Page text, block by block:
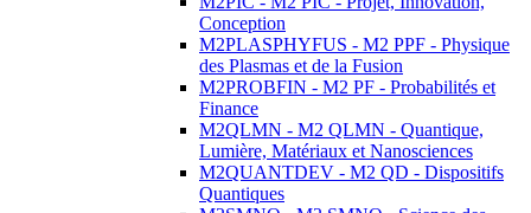
Conception
M2PLASPHYFUS - M2 PPF - Physique
des Plasmas et de la Fusion
M2PROBFIN - M2 PF - Probabilités et
Finance
M2QLMN - M2 QLMN - Quantique,
Lumière, Matériaux et Nanosciences
M2QUANTDEV - M2 QD - Dispositifs
Quantiques